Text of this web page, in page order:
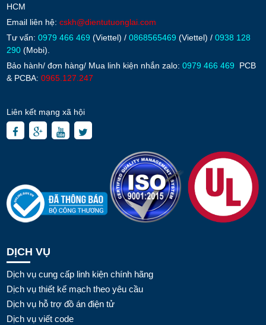
HCM
Email liên hệ: cskh@dientutuonglai.com
Tư vấn: 0979 466 469 (Viettel) / 0868565469 (Viettel) / 0938 128
290 (Mobi).
Bảo hành/ đơn hàng/ Mua linh kiện nhắn zalo: 0979 466 469
PCB
& PCBA: 0965.127.247
Liên kết mạng xã hội
DỊCH VỤ
Dịch vụ cung cấp linh kiện chính hãng
Dịch vụ thiết kế mạch theo yêu cầu
Dịch vụ hỗ trợ đồ án điện tử
Dịch vụ viết code